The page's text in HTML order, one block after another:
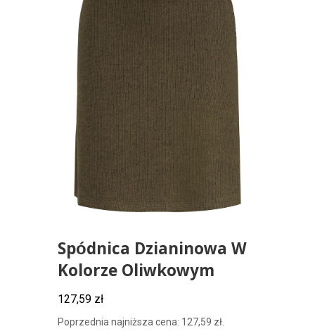
Spódnica Dzianinowa W
Kolorze Oliwkowym
127,59 zł
Poprzednia najniższa cena: 127,59 zł.